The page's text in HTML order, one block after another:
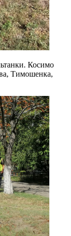
Косимо
Тимошенка,